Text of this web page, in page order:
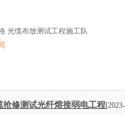
光缆布放测试工程施工队
修测试光纤熔接弱电工程